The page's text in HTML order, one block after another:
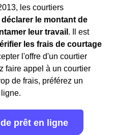
les courtiers
le montant de
leur travail . Il est
les frais de courtage
l'offre d'un courtier
faire appel à un courtier
de frais, préférez un
prêt en ligne